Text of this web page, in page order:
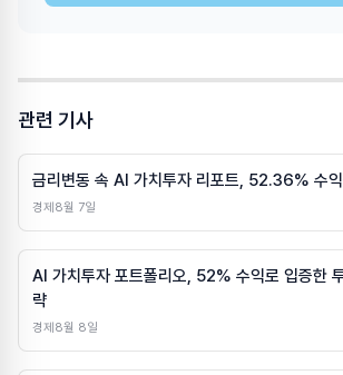
관련 기사
금리변동 속 AI 가치투자 리포트, 52.36% 수
경제 8월 7일
AI 가치투자 포트폴리오, 52% 수익로 입증한
략
경제 8월 8일